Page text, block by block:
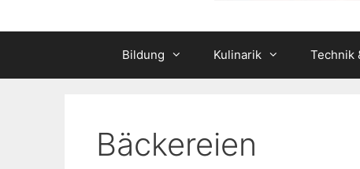
Bildung Kulinarik Technik
Bäckereien